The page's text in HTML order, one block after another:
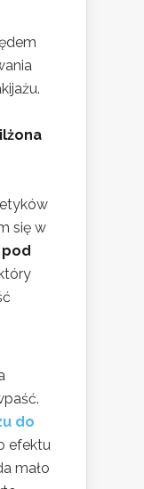
się w
pod
do
efektu
mało